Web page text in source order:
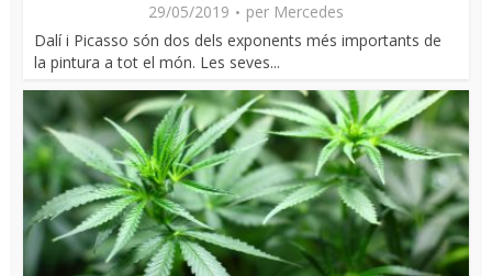
29/05/2019 per Mercedes
Dalí i Picasso són dos dels exponents més importants de
la pintura a tot el món. Les seves...